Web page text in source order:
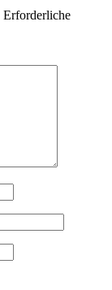
Erforderliche